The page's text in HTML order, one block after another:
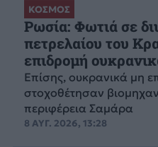
ΚΟΣΜΟΣ
Ρωσία: Φωτιά σε
πετρελαίου του
επιδρομή
Επίσης, ουκρανικά μη
στοχοθέτησαν
περιφέρεια Σαμάρα
8 ΑΥΓ. 2026, 13:28